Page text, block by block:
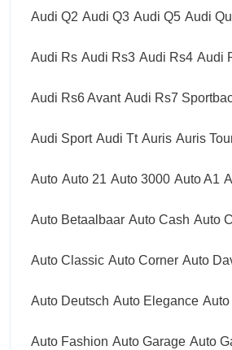
Audi Q2 Audi Q3 Audi Q5 Audi
Audi Rs Audi Rs3 Audi Rs4 Audi
Audi Rs6 Avant Audi Rs7
Audi Sport Audi Tt Auris Auris
Auto Auto 21 Auto 3000 Auto A1
Auto Betaalbaar Auto Cash Auto
Auto Classic Auto Corner Auto
Auto Deutsch Auto Elegance Auto
Auto Fashion Auto Garage Auto